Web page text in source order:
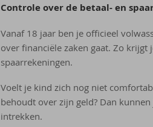
Controle over de betaal-​​​ en
Vanaf 18 jaar ben je officieel
over financiële zaken gaat. Zo
spaarrekeningen.
Voelt je kind zich nog niet
behoudt over zijn geld? Dan
intrekken.